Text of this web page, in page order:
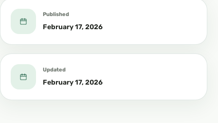
Published
February 17, 2026
Updated
February 17, 2026